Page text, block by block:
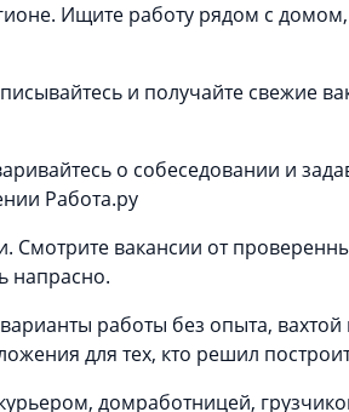
Ищите работу рядом с
и получайте свежие
о собеседовании и
Работа.ру
Смотрите вакансии от
напрасно.
работы без опыта, вахтой
для тех, кто решил
домработницей,